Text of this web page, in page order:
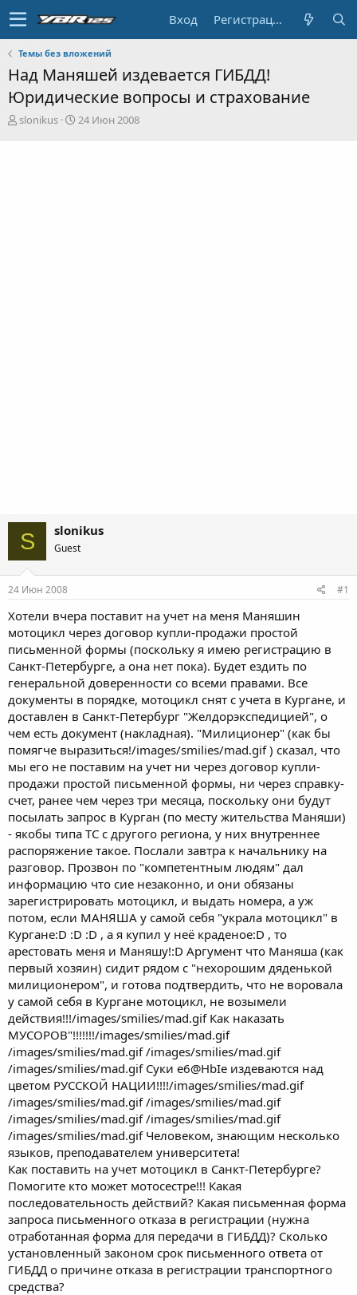
Вход Регистрация
Темы без вложений
Над Маняшей издевается ГИБДД!
Юридические вопросы и страхование
А
slonikus
Д
24 Июн 2008
S slonikus
Guest
24 Июн 2008 #1
Хотели вчера поставит на учет на меня Маняшин
мотоцикл через договор купли-продажи простой
письменной формы (поскольку я имею регистрацию в
Санкт-Петербурге, а она нет пока). Будет ездить по
генеральной доверенности со всеми правами. Все
документы в порядке, мотоцикл снят с учета в Кургане, и
доставлен в Санкт-Петербург "Желдорэкспедицией", о
чем есть документ (накладная). "Милиционер" (как бы
помягче выразиться!/images/smilies/mad.gif ) сказал, что
мы его не поставим на учет ни через договор купли-
продажи простой письменной формы, ни через справку-
счет, ранее чем через три месяца, поскольку они будут
посылать запрос в Курган (по месту жительства Маняши)
- якобы типа ТС с другого региона, у них внутреннее
распоряжение такое. Послали завтра к начальнику на
разговор. Прозвон по "компетентным людям" дал
информацию что сие незаконно, и они обязаны
зарегистрировать мотоцикл, и выдать номера, а уж
потом, если МАНЯША у самой себя "украла мотоцикл" в
Кургане:D :D :D , а я купил у неё краденое:D , то
арестовать меня и Маняшу!:D Аргумент что Маняша (как
первый хозяин) сидит рядом с "нехорошим дяденькой
милиционером", и готова подтвердить, что не воровала
у самой себя в Кургане мотоцикл, не возымели
действия!!!/images/smilies/mad.gif Как наказать
МУСОРОВ"!!!!!!!/images/smilies/mad.gif
/images/smilies/mad.gif /images/smilies/mad.gif
/images/smilies/mad.gif Суки е6@HbIe издеваются над
цветом РУССКОЙ НАЦИИ!!!!/images/smilies/mad.gif
/images/smilies/mad.gif /images/smilies/mad.gif
/images/smilies/mad.gif /images/smilies/mad.gif
/images/smilies/mad.gif Человеком, знающим несколько
языков, преподавателем университета!
Как поставить на учет мотоцикл в Санкт-Петербурге?
Помогите кто может мотосестре!!! Какая
последовательность действий? Какая письменная форма
запроса письменного отказа в регистрации (нужна
отработанная форма для передачи в ГИБДД)? Сколько
установленный законом срок письменного ответа от
ГИБДД о причине отказа в регистрации транспортного
средства?